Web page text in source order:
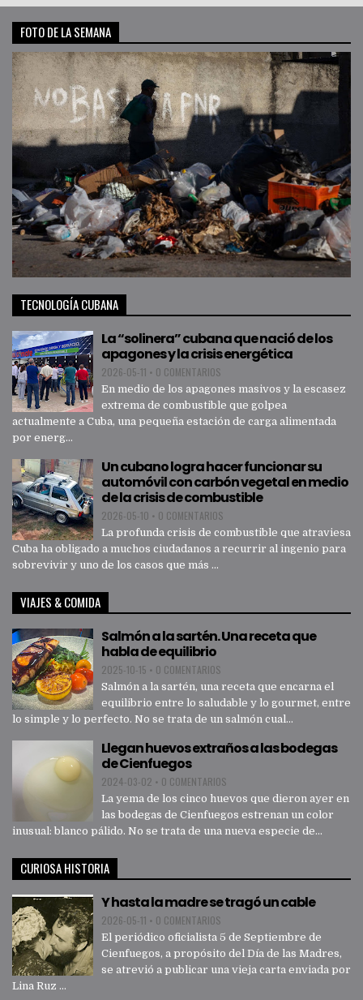
FOTO DE LA SEMANA
TECNOLOGÍA CUBANA
La “solinera” cubana que nació de los
apagones y la crisis energética
2026-05-11 • 0 COMENTARIOS
En medio de los apagones masivos y la escasez
extrema de combustible que golpea
actualmente a Cuba, una pequeña estación de carga alimentada
por energ...
Un cubano logra hacer funcionar su
automóvil con carbón vegetal en medio
de la crisis de combustible
2026-05-10 • 0 COMENTARIOS
La profunda crisis de combustible que atraviesa
Cuba ha obligado a muchos ciudadanos a recurrir al ingenio para
sobrevivir y uno de los casos que más ...
VIAJES & COMIDA
Salmón a la sartén. Una receta que
habla de equilibrio
2025-10-15 • 0 COMENTARIOS
Salmón a la sartén, una receta que encarna el
equilibrio entre lo saludable y lo gourmet, entre
lo simple y lo perfecto. No se trata de un salmón cual...
Llegan huevos extraños a las bodegas
de Cienfuegos
2024-03-02 • 0 COMENTARIOS
La yema de los cinco huevos que dieron ayer en
las bodegas de Cienfuegos estrenan un color
inusual: blanco pálido. No se trata de una nueva especie de...
CURIOSA HISTORIA
Y hasta la madre se tragó un cable
2026-05-11 • 0 COMENTARIOS
El periódico oficialista 5 de Septiembre de
Cienfuegos, a propósito del Día de las Madres,
se atrevió a publicar una vieja carta enviada por
Lina Ruz ...